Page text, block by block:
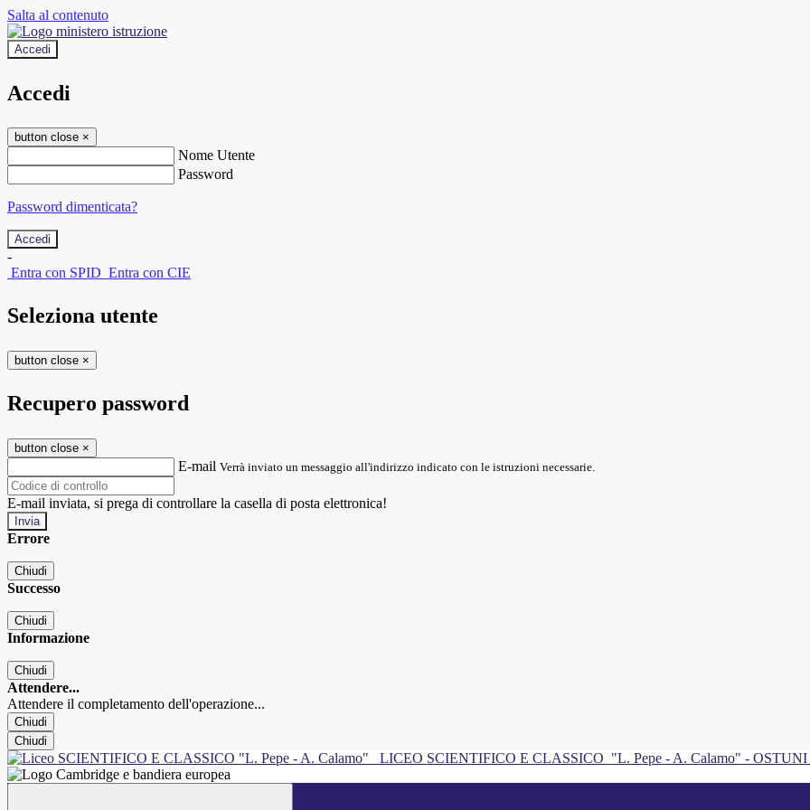
Salta al contenuto
Accedi
Accedi
button close ×
Nome Utente
Password
Password dimenticata?
-
Entra con SPID Entra con CIE
Seleziona utente
button close ×
Recupero password
button close ×
E-mail Verrà inviato un messaggio all'indirizzo indicato con le istruzioni necessarie.
E-mail inviata, si prega di controllare la casella di posta elettronica!
Errore
Chiudi
Successo
Chiudi
Informazione
Chiudi
Attendere...
Attendere il completamento dell'operazione...
Chiudi
Chiudi
LICEO SCIENTIFICO E CLASSICO "L. Pepe - A. Calamo" - OSTUNI